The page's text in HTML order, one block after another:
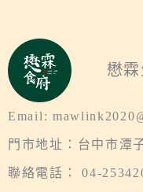
懋
Email:
門市地址：台中市潭
聯絡電話： 04-